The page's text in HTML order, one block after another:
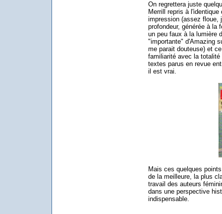
On regrettera juste
Merrill repris à
impression (assez floue,
profondeur, générée à la
un peu faux à la lumière
"importante" d'Amazing
me parait douteuse) et
familiarité avec la totalité
textes parus en revue
il est vrai.
Mais ces quelques
de la meilleure, la plus
travail des auteurs
dans une perspective
indispensable.